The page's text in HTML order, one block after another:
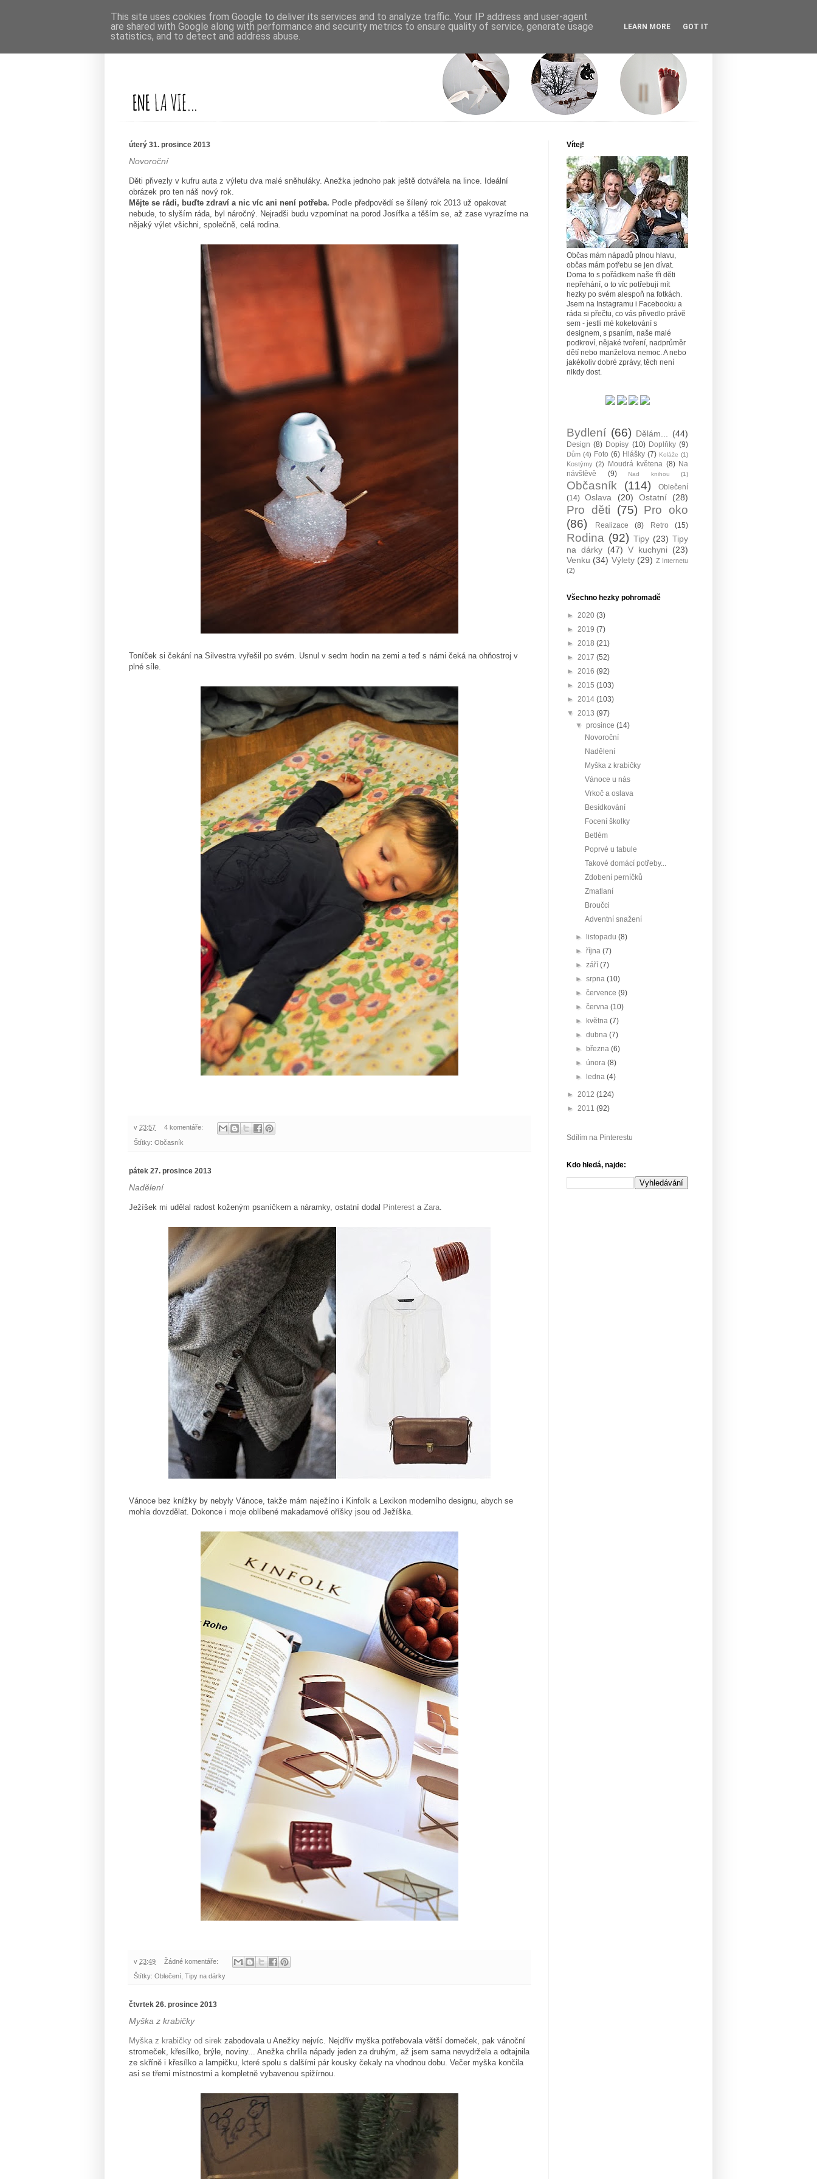
úterý 31. prosince 2013
Novoroční
Děti přivezly v kufru auta z výletu dva malé sněhuláky. Anežka jednoho pak ještě dotvářela na lince. Ideální
obrázek pro ten náš nový rok.
Mějte se rádi, buďte zdraví a nic víc ani není potřeba. Podle předpovědí se šílený rok 2013 už opakovat
nebude, to slyším ráda, byl náročný. Nejradši budu vzpomínat na porod Josífka a těším se, až zase vyrazíme na
nějaký výlet všichni, společně, celá rodina.
Toníček si čekání na Silvestra vyřešil po svém. Usnul v sedm hodin na zemi a teď s námi čeká na ohňostroj v
plné síle.
v 23:57 4 komentáře:
Štítky: Občasník
pátek 27. prosince 2013
Nadělení
Ježíšek mi udělal radost koženým psaníčkem a náramky, ostatní dodal Pinterest a Zara
Vánoce bez knížky by nebyly Vánoce, takže mám naježíno i Kinfolk a Lexikon moderního designu, abych se
mohla dovzdělat. Dokonce i moje oblíbené makadamové oříšky jsou od Ježíška.
v 23:49 Žádné komentáře:
Štítky: Oblečení Tipy na dárky
čtvrtek 26. prosince 2013
Myška z krabičky
Myška z krabičky od sirek zabodovala u Anežky nejvíc. Nejdřív myška potřebovala větší domeček, pak vánoční
stromeček, křesílko, brýle, noviny... Anežka chrlila nápady jeden za druhým, až jsem sama nevydržela a odtajnila
ze skříně i křesílko a lampičku, které spolu s dalšími pár kousky čekaly na vhodnou dobu. Večer myška končila
asi se třemi místnostmi a kompletně vybavenou spižírnou.
Vítej!
Občas mám nápadů plnou hlavu,
občas mám potřebu se jen dívat.
Doma to s pořádkem naše tři děti
nepřehání, o to víc potřebuji mít
hezky po svém alespoň na fotkách.
Jsem na Instagramu i Facebooku a
ráda si přečtu, co vás přivedlo právě
sem - jestli mé koketování s
designem, s psaním, naše malé
podkroví, nějaké tvoření, nadprůměr
dětí nebo manželova nemoc. A nebo
jakékoliv dobré zprávy, těch není
nikdy dost.
Bydlení (66) Dělám... (44)
Design (8) Dopisy (10) Doplňky (9)
Dům (4) Foto (6) Hlášky (7) Koláže (1)
Kostýmy (2) Moudrá květena (8) Na
návštěvě
(9) Nad knihou (1)
Občasník (114)
Oblečení
(14) Oslava (20) Ostatní (28)
Pro děti (75) Pro oko
(86)
Realizace (8) Retro (15)
Rodina (92) Tipy (23) Tipy
na dárky (47) V kuchyni (23)
Venku (34) Výlety (29) Z Internetu
(2)
Všechno hezky pohromadě
► 2020 (3)
► 2019 (7)
► 2018 (21)
► 2017 (52)
► 2016 (92)
► 2015 (103)
► 2014 (103)
▼ 2013 (97)
▼prosince(14)
Novoroční
Nadělení
Myška z krabičky
Vánoce u nás
Vrkoč a oslava
Besídkování
Focení školky
Betlém
Poprvé u tabule
Takové domácí potřeby...
Zdobení perníčků
Zmatlaní
Broučci
Adventní snažení
► listopadu(8)
►října(7)
►září(7)
►srpna(10)
►července(9)
►června(10)
►
května(7)
►dubna(7)
►
března(6)
►února(8)
►
ledna(4)
► 2012 (124)
► 2011 (92)
Sdílím na Pinterestu
Kdo hledá, najde:
This site uses cookies from Google to deliver its services and to analyze traffic. Your IP address and user-agent
are shared with Google along with performance and security metrics to ensure quality of service, generate usage
statistics, and to detect and address abuse.
LEARN MORE GOT IT